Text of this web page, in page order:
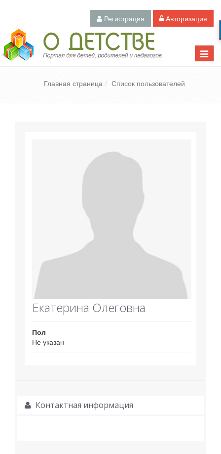
Регистрация Авторизация
Toggle
Педагогический портал «О детстве»
Главная страница Список пользователей
Екатерина Олеговна
Пол
Не указан
Контактная информация